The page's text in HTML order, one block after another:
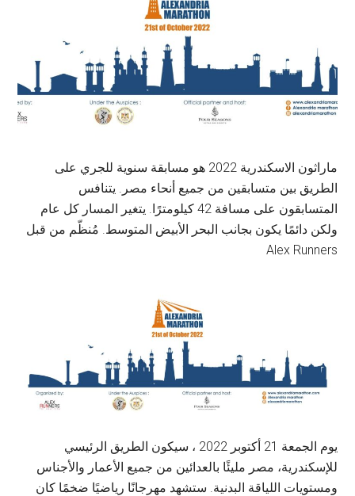
ماراثون الاسكندرية 2022 هو مسابقة سنوية للجري على
الطريق بين متسابقين من جميع أنحاء مصر. يتنافس
المتسابقون على مسافة 42 كيلومترًا. يتغير المسار كل عام
ولكن دائمًا يكون بجانب البحر الأبيض المتوسط. مُنظّم من قبل
Alex Runners
يوم الجمعة 21 أكتوبر 2022 ، سيكون الطريق الرئيسي
للإسكندرية، مصر مليئًا بالعدائين من جميع الأعمار والأجناس
ومستويات اللياقة البدنية. ستشهد مهرجانًا رياضيًا ضخمًا كان